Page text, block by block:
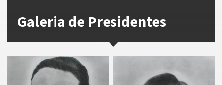
Galeria de Presidentes